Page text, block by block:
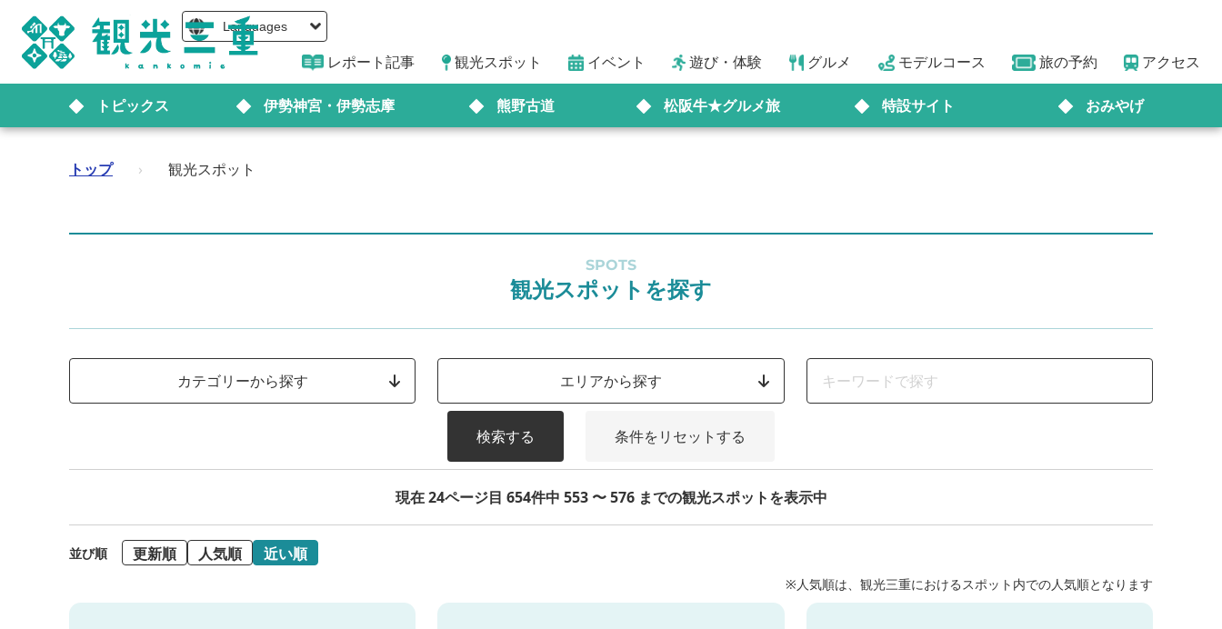
Languages
レポート記事 観光スポット イベント 遊び・体験 グルメ モデルコース 旅の予約 アクセス
トピックス 伊勢神宮・伊勢志摩 熊野古道 松阪牛★グルメ旅 特設サイト おみやげ
トップ › 観光スポット
SPOTS
観光スポットを探す
カテゴリーから探す エリアから探す
検索する 条件をリセットする
現在 24ページ目 654件中 553 〜 576 までの観光スポットを表示中
並び順 更新順 人気順 近い順
※人気順は、観光三重におけるスポット内での人気順となります